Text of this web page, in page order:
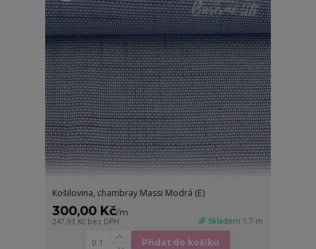
Košilovina, chambray Massi Modrá (E)
300,00 Kč/m
247,93 Kč bez DPH 🌈 Skladem 1.7 m
Přidat do košíku